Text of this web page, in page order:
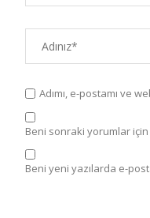
Adımı, e-postamı ve
Beni sonraki yorumlar
Beni yeni yazılarda e-